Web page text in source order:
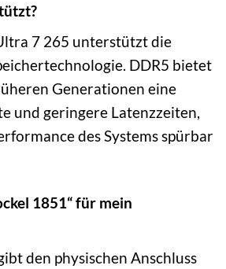
7 265 unterstützt die
DDR5 bietet
Generationen eine
und geringere Latenzzeiten,
des Systems spürbar
1851“ für mein
den physischen Anschluss